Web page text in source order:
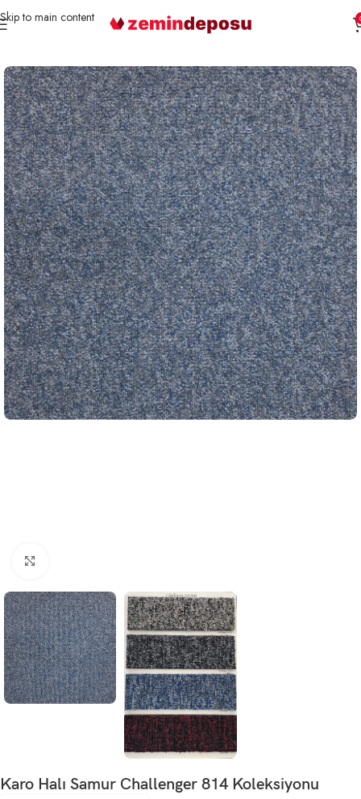
Skip to main content
Karo Halı Samur Challenger 814 Koleksiyonu